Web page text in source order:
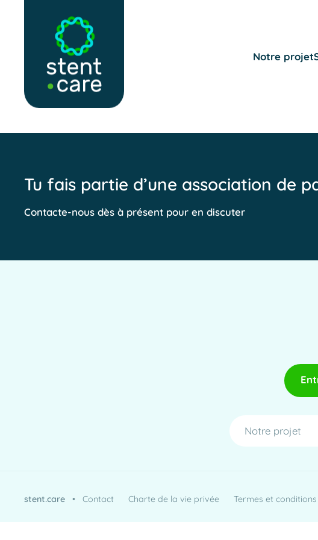
Notre projet
Tu fais partie d’une association de
Contacte-nous dès à présent pour en discuter
Notre projet
stent.care •Contact Charte de la vie privée Termes et conditions